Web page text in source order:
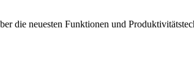
die neuesten Funktionen und